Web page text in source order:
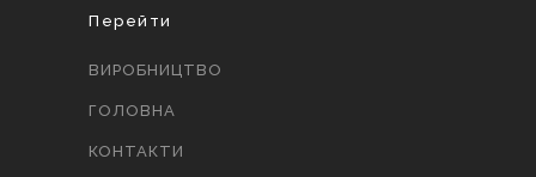
Перейти
ВИРОБНИЦТВО
ГОЛОВНА
КОНТАКТИ